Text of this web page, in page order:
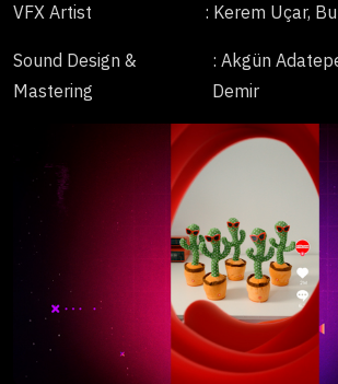
VFX Artist : Kerem Uçar,
Sound Design &
Mastering
: Akgün
Demir